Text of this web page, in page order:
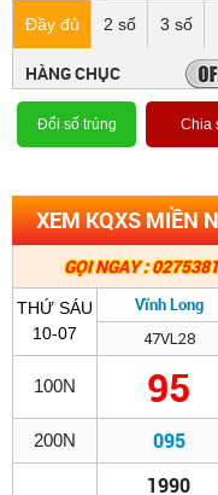
Đầy đủ 2 số 3 số
HÀNG CHỤC
Đổi số trúng Chia
XEM KQXS MIỀN
GỌI NGAY :
THỨ SÁU
10-07
Vĩnh Long
47VL28
100N 95
200N 095
1990